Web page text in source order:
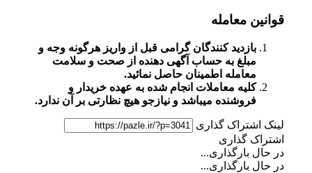
قوانین معامله
بازدید کنندگان گرامی قبل از واریز هرگونه وجه و
مبلغ به حساب آگهی دهنده از صحت و سلامت
معامله اطمینان حاصل نمائید.
کلیه معاملات انجام شده به عهده خریدار و
فروشنده میباشد و نیازجو هیچ نظارتی بر آن ندارد.
لینک اشتراک گذاری
اشتراک گذاری
در حال بارگذاری...
در حال بارگذاری...